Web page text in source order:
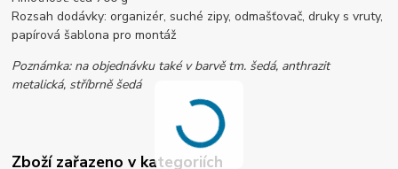
Rozsah dodávky: organizér, suché zipy, odmašťovač, druky s vruty,
papírová šablona pro montáž
Poznámka: na objednávku také v barvě tm. šedá, anthrazit
metalická, stříbrně šedá
Zboží zařazeno v kategoriích